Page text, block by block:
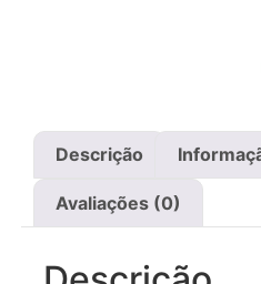
Descrição
Avaliações (0)